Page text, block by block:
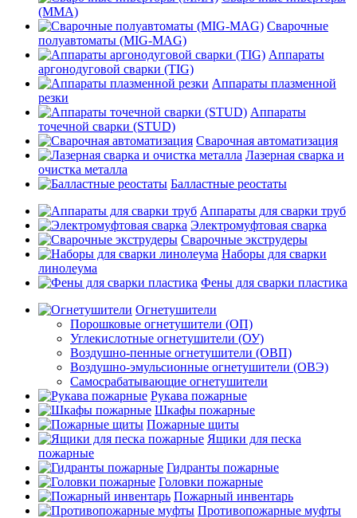
(MMA)
Сварочные
полуавтоматы (MIG-MAG)
Аппараты
аргонодуговой сварки (TIG)
Аппараты плазменной
резки
Аппараты
точечной сварки (STUD)
Сварочная автоматизация
Лазерная сварка и
очистка металла
Балластные реостаты
Аппараты для сварки труб
Электромуфтовая сварка
Сварочные экструдеры
Наборы для сварки
линолеума
Фены для сварки пластика
Огнетушители
Порошковые огнетушители (ОП)
Углекислотные огнетушители (ОУ)
Воздушно-пенные огнетушители (ОВП)
Воздушно-эмульсионные огнетушители (ОВЭ)
Самосрабатывающие огнетушители
Рукава пожарные
Шкафы пожарные
Пожарные щиты
Ящики для песка
пожарные
Гидранты пожарные
Головки пожарные
Пожарный инвентарь
Противопожарные муфты